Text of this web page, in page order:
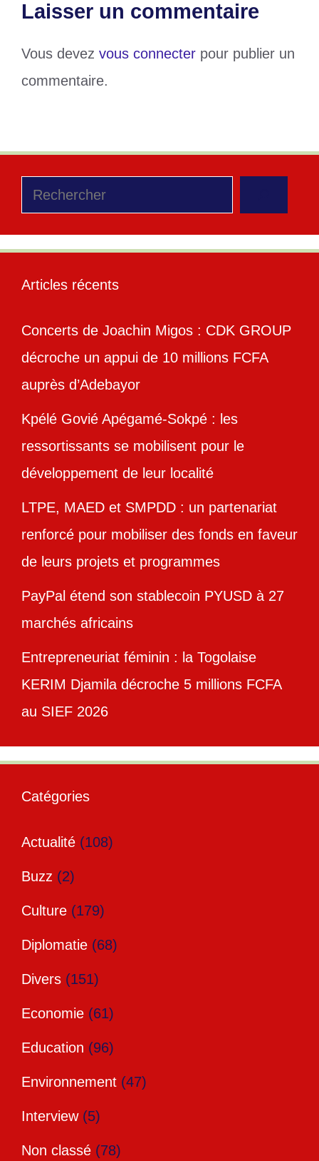
Laisser un commentaire
Vous devez vous connecter pour publier un
commentaire.
Rechercher
Articles récents
Concerts de Joachin Migos : CDK GROUP
décroche un appui de 10 millions FCFA
auprès d’Adebayor
Kpélé Govié Apégamé-Sokpé : les
ressortissants se mobilisent pour le
développement de leur localité
LTPE, MAED et SMPDD : un partenariat
renforcé pour mobiliser des fonds en faveur
de leurs projets et programmes
PayPal étend son stablecoin PYUSD à 27
marchés africains
Entrepreneuriat féminin : la Togolaise
KERIM Djamila décroche 5 millions FCFA
au SIEF 2026
Catégories
Actualité (108)
Buzz (2)
Culture (179)
Diplomatie (68)
Divers (151)
Economie (61)
Education (96)
Environnement (47)
Interview(5)
Non classé (78)